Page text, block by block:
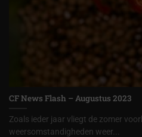
CF News Flash – Augustus 2023
Zoals ieder jaar vliegt de zomer
weersomstandigheden weer...